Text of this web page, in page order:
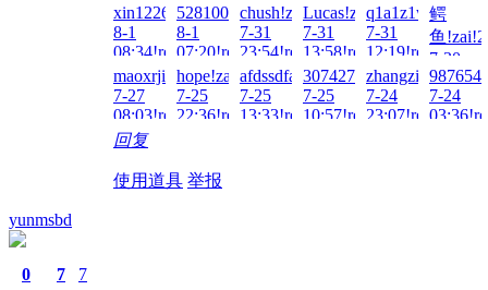
xin122698!zai!2026-
8-1
08:34!read!
5281000796!zai!2026-
8-1
07:20!read!
chush!zai!2026-
7-31
23:54!read!
Lucas!zai!2026-
7-31
13:58!read!
7-31
12:19!read!
鳄
鱼
7-30
maoxrji!zai!2026-
7-27
08:03!read!
hope!zai!2026-
7-25
22:36!read!
afdssdfadsffs!zai!2026-
7-25
13:33!read!
3074276607!zai!2026-
7-25
10:57!read!
7-24
23:07!read!
7-24
回复
使用道具 举报
yunmsbd
0 7 7